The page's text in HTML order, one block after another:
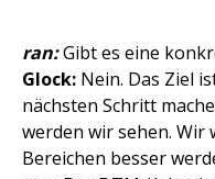
ran:Gibt es eine
Glock: Nein. Das Ziel
nächsten Schritt
werden wir sehen. Wir
Bereichen besser